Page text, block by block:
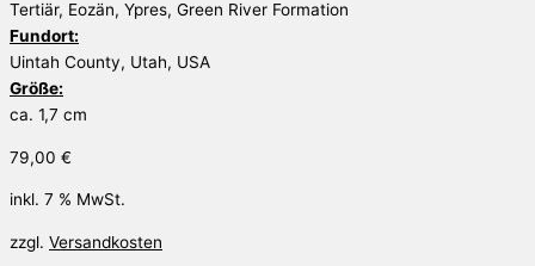
Tertiär, Eozän, Ypres, Green River Formation
Fundort:
Uintah County, Utah, USA
Größe:
ca. 1,7 cm
79,00 €
inkl. 7 % MwSt.
zzgl. Versandkosten